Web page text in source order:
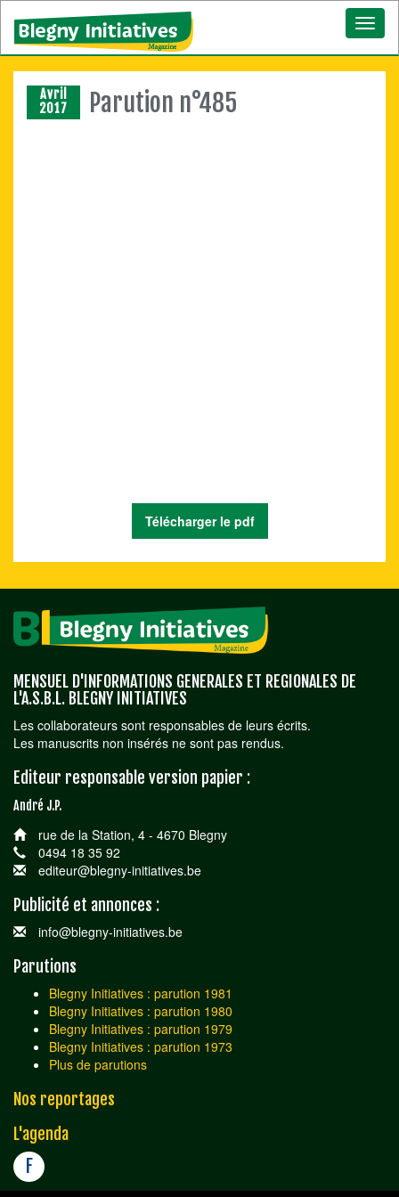
Avril
2017
Parution n°485
Télécharger le pdf
MENSUEL D'INFORMATIONS GENERALES ET REGIONALES DE
L'A.S.B.L. BLEGNY INITIATIVES
Les collaborateurs sont responsables de leurs écrits.
Les manuscrits non insérés ne sont pas rendus.
Editeur responsable version papier :
André J.P.
rue de la Station, 4 - 4670 Blegny
0494 18 35 92
editeur@blegny-initiatives.be
Publicité et annonces :
info@blegny-initiatives.be
Parutions
Blegny Initiatives : parution 1981
Blegny Initiatives : parution 1980
Blegny Initiatives : parution 1979
Blegny Initiatives : parution 1973
Plus de parutions
Nos reportages
L'agenda
F